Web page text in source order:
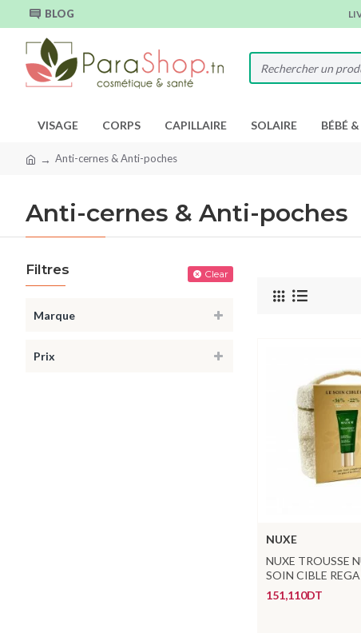
BLOG
VISAGE CORPS CAPILLAIRE SOLAIRE BÉBÉ
Anti-cernes & Anti-poches
Anti-cernes & Anti-poches
Filtres Clear
Prix
Marque
NUXE
NUXE TROUSSE
SOIN CIBLE
151,110DT